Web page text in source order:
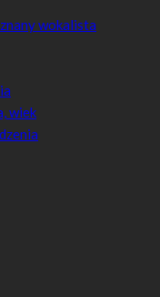
wokalista
wiek